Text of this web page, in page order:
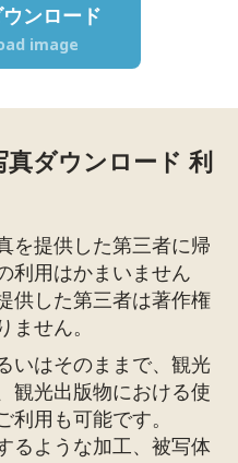
ンロード
image
ダウンロード 利
を提供した第三者に帰
利用はかまいません
供した第三者は著作権
せん。
いはそのままで、観光
観光出版物における使
用も可能です。
るような加工、被写体